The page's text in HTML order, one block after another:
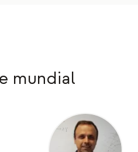
mundial